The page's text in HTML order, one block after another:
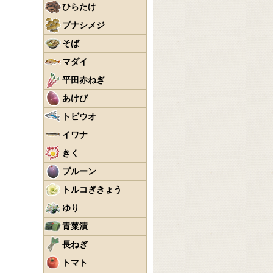
ひらたけ
ブナシメジ
そば
マダイ
平田赤ねぎ
あけび
トビウオ
イワナ
きく
プルーン
トルコぎきょう
ゆり
青菜漬
長ねぎ
トマト